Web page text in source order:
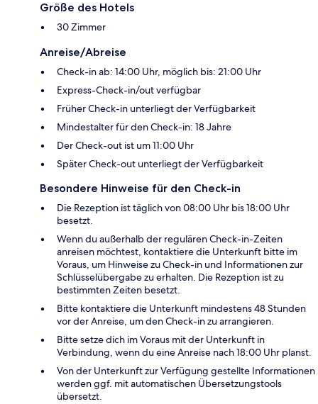
Größe des Hotels
30 Zimmer
Anreise/Abreise
Check-in ab: 14:00 Uhr, möglich bis: 21:00 Uhr
Express-Check-in/out verfügbar
Früher Check-in unterliegt der Verfügbarkeit
Mindestalter für den Check-in: 18 Jahre
Der Check-out ist um 11:00 Uhr
Später Check-out unterliegt der Verfügbarkeit
Besondere Hinweise für den Check-in
Die Rezeption ist täglich von 08:00 Uhr bis 18:00 Uhr
besetzt.
Wenn du außerhalb der regulären Check-in-Zeiten
anreisen möchtest, kontaktiere die Unterkunft bitte im
Voraus, um Hinweise zu Check-in und Informationen zur
Schlüsselübergabe zu erhalten. Die Rezeption ist zu
bestimmten Zeiten besetzt.
Bitte kontaktiere die Unterkunft mindestens 48 Stunden
vor der Anreise, um den Check-in zu arrangieren.
Bitte setze dich im Voraus mit der Unterkunft in
Verbindung, wenn du eine Anreise nach 18:00 Uhr planst.
Von der Unterkunft zur Verfügung gestellte Informationen
werden ggf. mit automatischen Übersetzungstools
übersetzt.